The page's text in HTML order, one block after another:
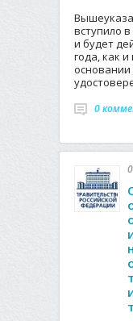
вступило в
и будет
года, как
0